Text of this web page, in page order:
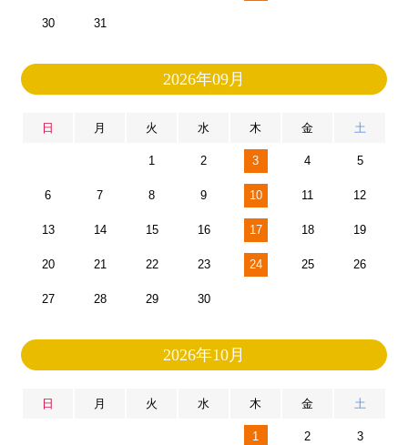
30 31
2026年09月
日 月 火 水 木 金 土
1 2 3 4 5
6 7 8 9 10 11 12
13 14 15 16 17 18 19
20 21 22 23 24 25 26
27 28 29 30
2026年10月
日 月 火 水 木 金 土
1 2 3